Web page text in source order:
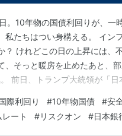
。10年物の国債利回りが、一
私たちはつい身構える。 イン
？ けれどこの日の上昇には
、そっと暖房を止めたあと、
前日、トランプ大統領が「日
とした。 もともと、アメリカ
ら、ふ…
際利回り #10年物国債 #安
ート #リスクオン #日本銀